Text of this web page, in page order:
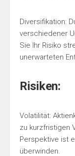
Diversifikation:
verschiedener
Sie Ihr Risiko
unerwarteten
Risiken:
Volatilität:
zu kurzfristigen
Perspektive ist
überwinden.